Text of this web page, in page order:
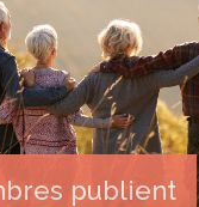
publient